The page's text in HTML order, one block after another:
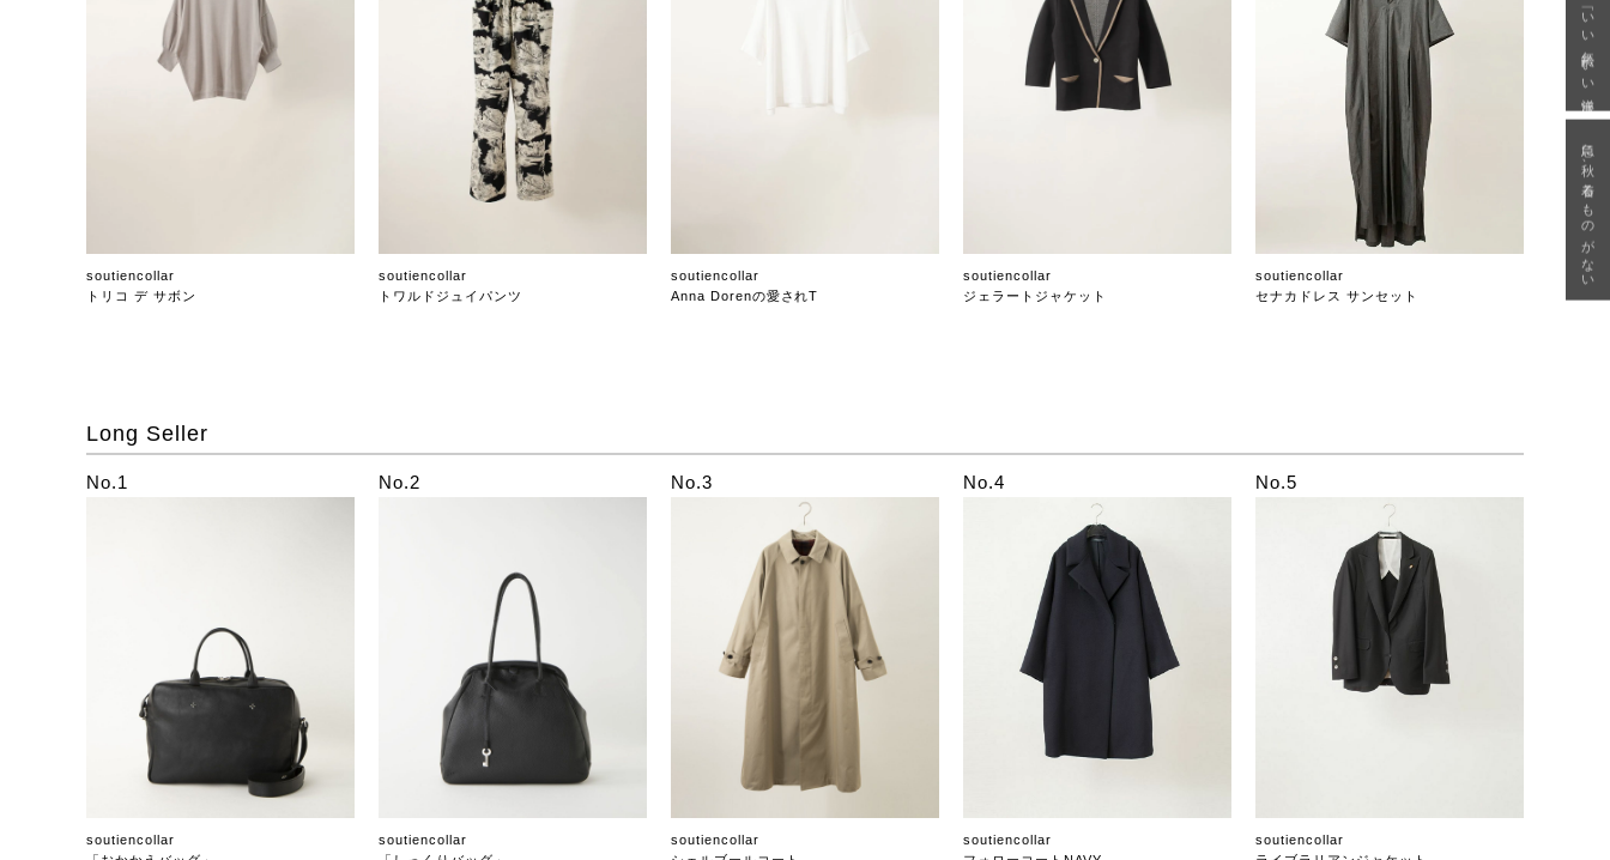
soutiencollar
トリコ デ サボン
soutiencollar
トワルドジュイパンツ
soutiencollar
Anna Dorenの愛されT
soutiencollar
ジェラートジャケット
soutiencollar
セナカドレス サンセット
Long Seller
No.1
soutiencollar
No.2
soutiencollar
No.3
soutiencollar
No.4
soutiencollar
No.5
soutiencollar
「いい年齢 いい洋服」
急に秋、着るものがない